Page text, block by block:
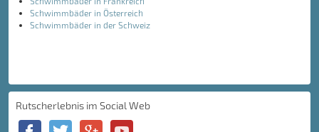
Schwimmbäder in Österreich
Schwimmbäder in der Schweiz
Rutscherlebnis im Social Web